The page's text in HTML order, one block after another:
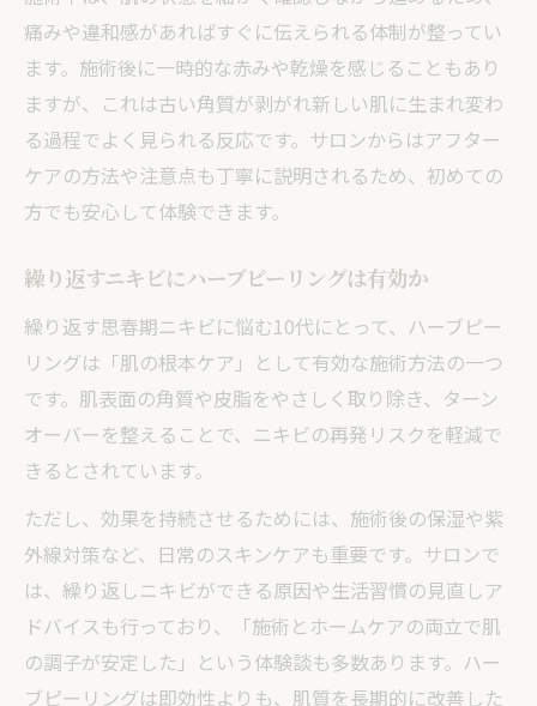
痛みや違和感があればすぐに伝えられる体制が整ってい
ます。施術後に一時的な赤みや乾燥を感じることもあり
ますが、これは古い角質が剥がれ新しい肌に生まれ変わ
る過程でよく見られる反応です。サロンからはアフター
ケアの方法や注意点も丁寧に説明されるため、初めての
方でも安心して体験できます。
繰り返すニキビにハーブピーリングは有効か
繰り返す思春期ニキビに悩む10代にとって、ハーブピー
リングは「肌の根本ケア」として有効な施術方法の一つ
です。肌表面の角質や皮脂をやさしく取り除き、ターン
オーバーを整えることで、ニキビの再発リスクを軽減で
きるとされています。
ただし、効果を持続させるためには、施術後の保湿や紫
外線対策など、日常のスキンケアも重要です。サロンで
は、繰り返しニキビができる原因や生活習慣の見直しア
ドバイスも行っており、「施術とホームケアの両立で肌
の調子が安定した」という体験談も多数あります。ハー
ブピーリングは即効性よりも、肌質を長期的に改善した